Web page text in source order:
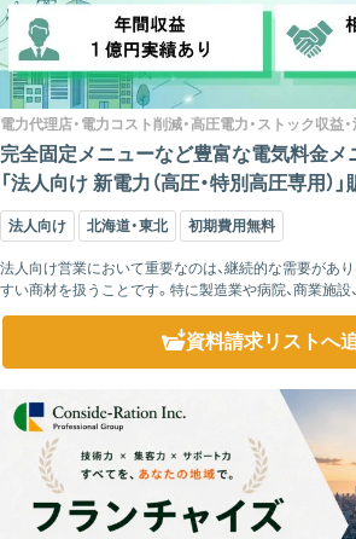
電力代理店・電力コスト削減・高圧電力・ストック収益
完全固定メニューなど豊富な電気料金メ
「法人向け 新電力（高圧・特別高圧専用）
法人向け 北海道・東北 初期費用無料
法人向け営業において重要なのは、継続的な需要があ
すい商材を扱うことです。特に製造業や病院、商業施設
資料請求リストへ